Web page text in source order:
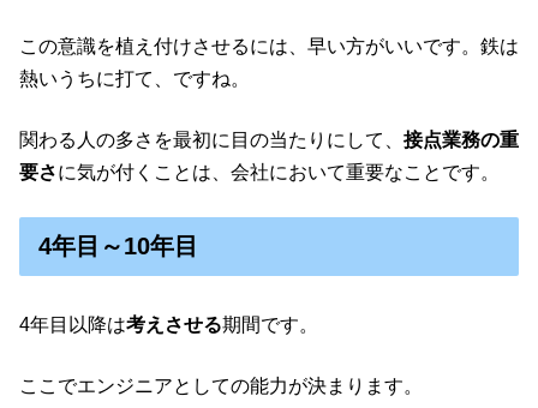
この意識を植え付けさせるには、早い方がいいです。鉄は
熱いうちに打て、ですね。
関わる人の多さを最初に目の当たりにして、 接点業務の重
要さに気が付くことは、会社において重要なことです。
4年目～10年目
4年目以降は考えさせる期間です。
ここでエンジニアとしての能力が決まります。